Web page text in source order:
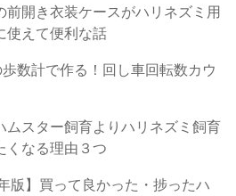
前開き衣装ケースがハリネズミ用
使えて便利な話
数計で作る！回し車回転数カウ
ムスター飼育よりハリネズミ飼育
くなる理由３つ
版】買って良かった・捗ったハ